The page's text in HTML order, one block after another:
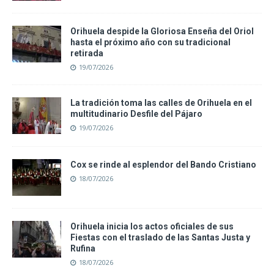
Orihuela despide la Gloriosa Enseña del Oriol
hasta el próximo año con su tradicional
retirada
19/07/2026
La tradición toma las calles de Orihuela en el
multitudinario Desfile del Pájaro
19/07/2026
Cox se rinde al esplendor del Bando Cristiano
18/07/2026
Orihuela inicia los actos oficiales de sus
Fiestas con el traslado de las Santas Justa y
Rufina
18/07/2026